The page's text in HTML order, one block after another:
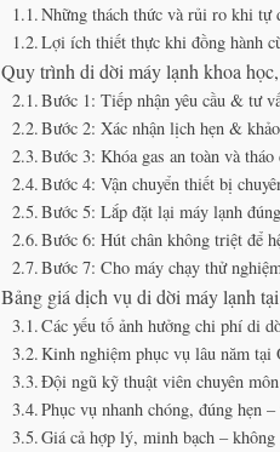
Những thách thức và rủi ro khi tự
Lợi ích thiết thực khi đồng hành
Quy trình di dời máy lạnh khoa
Bước 1: Tiếp nhận yêu cầu & tư
Bước 2: Xác nhận lịch hẹn &
Bước 3: Khóa gas an toàn và
Bước 4: Vận chuyển thiết bị
Bước 5: Lắp đặt lại máy lạnh
Bước 6: Hút chân không triệt để
Bước 7: Cho máy chạy thử
Bảng giá dịch vụ di dời máy lạnh
Các yếu tố ảnh hưởng chi phí di
Kinh nghiệm phục vụ lâu năm tại
Đội ngũ kỹ thuật viên chuyên
Phục vụ nhanh chóng, đúng hẹn
Giá cả hợp lý, minh bạch – không